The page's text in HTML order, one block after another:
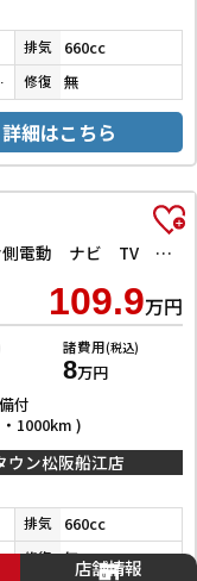
排気 660cc
ル 修復 無
詳細はこちら
X ETC 全周囲カメラ 両側スライド・片側電動 ナビ TV クリアランスソナー レーンアシスト 衝突被害軽減システム オートライト スマートキー アイドリングストップ 電動格納ミラー
109.9万円
諸費用(税込)
8万円
付
1000km )
ウン松阪船江店
排気 660cc
ック 修復 無店舗情報